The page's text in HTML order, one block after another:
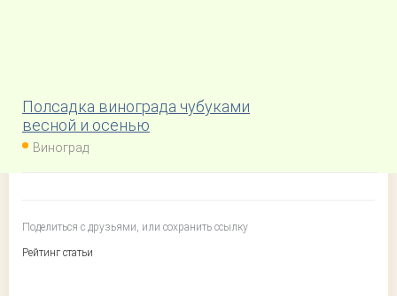
Полсадка винограда чубуками
весной и осенью
Виноград
Поделиться с друзьями, или сохранить ссылку
Рейтинг статьи